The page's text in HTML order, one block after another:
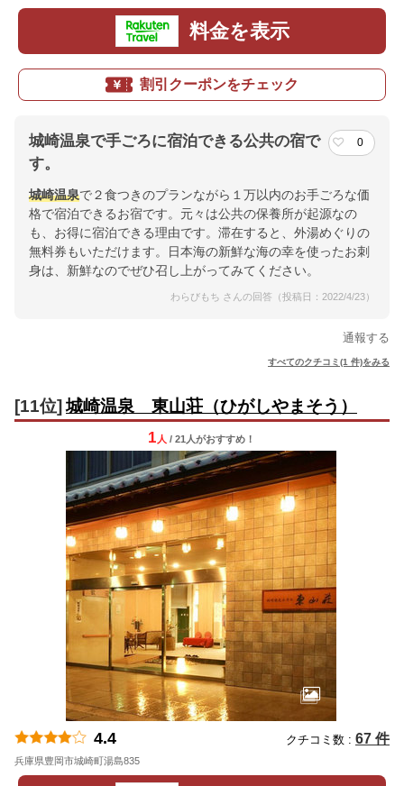
料金を表示
割引クーポンをチェック
城崎温泉で手ごろに宿泊できる公共の宿で
す。
0
城崎温泉で２食つきのプランながら１万以内のお手ごろな価
格で宿泊できるお宿です。元々は公共の保養所が起源なの
も、お得に宿泊できる理由です。滞在すると、外湯めぐりの
無料券もいただけます。日本海の新鮮な海の幸を使ったお刺
身は、新鮮なのでぜひ召し上がってみてください。
わらびもち さんの回答（投稿日：2022/4/23）
通報する
すべてのクチコミ(1 件)をみる
[11位] 城崎温泉 東山荘（ひがしやまそう）
1 人 / 21人がおすすめ！
4.4 クチコミ数 : 67 件
兵庫県豊岡市城崎町湯島835